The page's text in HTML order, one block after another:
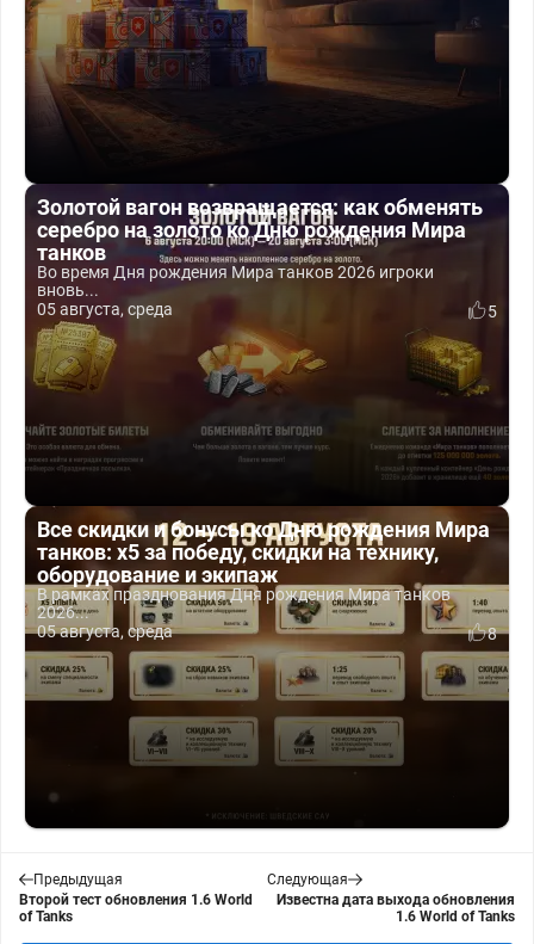
Золотой вагон возвращается: как обменять
серебро на золото ко Дню рождения Мира
танков
Во время Дня рождения Мира танков 2026 игроки
вновь...
05 августа, среда
5
Все скидки и бонусы ко Дню рождения Мира
танков: x5 за победу, скидки на технику,
оборудование и экипаж
В рамках празднования Дня рождения Мира танков
2026...
05 августа, среда
8
Предыдущая
Второй тест обновления 1.6 World
of Tanks
Следующая
Известна дата выхода обновления
1.6 World of Tanks